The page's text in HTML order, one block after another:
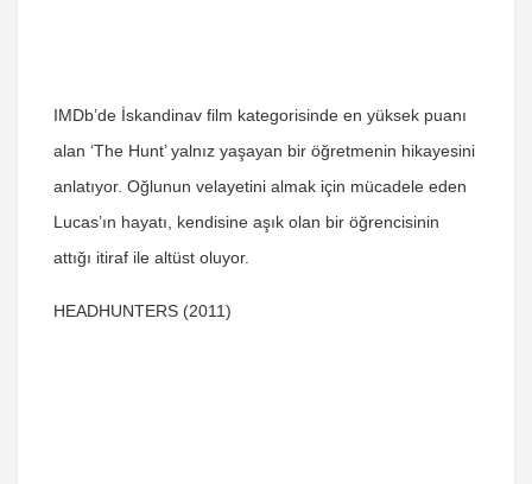
IMDb’de İskandinav film kategorisinde en yüksek puanı
alan ‘The Hunt’ yalnız yaşayan bir öğretmenin hikayesini
anlatıyor. Oğlunun velayetini almak için mücadele eden
Lucas’ın hayatı, kendisine aşık olan bir öğrencisinin
attığı itiraf ile altüst oluyor.
HEADHUNTERS (2011)